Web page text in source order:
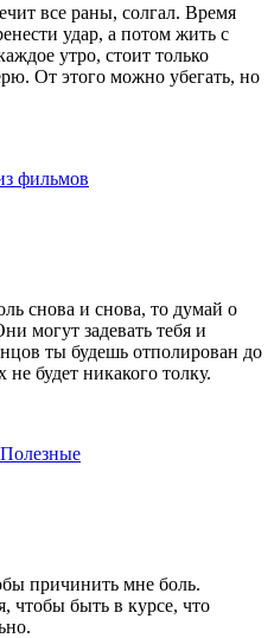
все раны, солгал. Время
удар, а потом жить с
утро, стоит только
От этого можно убегать, но
фильмов
снова и снова, то думай о
могут задевать тебя и
ты будешь отполирован до
не будет никакого толку.
Полезные
причинить мне боль.
чтобы быть в курсе, что